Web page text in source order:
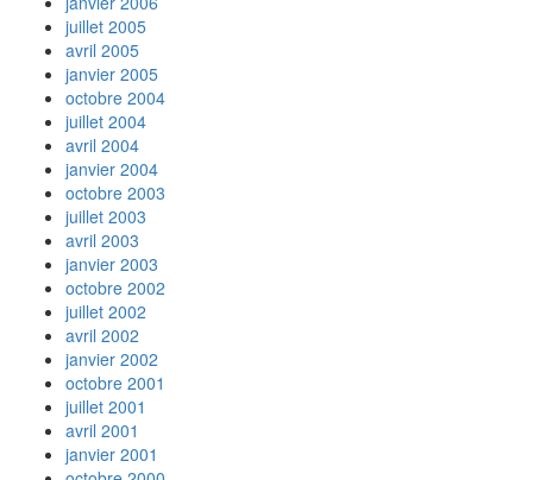
juillet 2005
avril 2005
janvier 2005
octobre 2004
juillet 2004
avril 2004
janvier 2004
octobre 2003
juillet 2003
avril 2003
janvier 2003
octobre 2002
juillet 2002
avril 2002
janvier 2002
octobre 2001
juillet 2001
avril 2001
janvier 2001